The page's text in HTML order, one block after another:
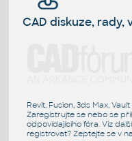
CAD diskuze, rady,
Revit, Fusion, 3ds Max,
Zaregistrujte se nebo se
odpovídajícího fóra. Viz
registrovat? Zeptejte se v